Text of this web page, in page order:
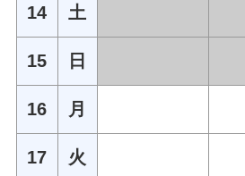
14 土
15 日
16 月
17 火